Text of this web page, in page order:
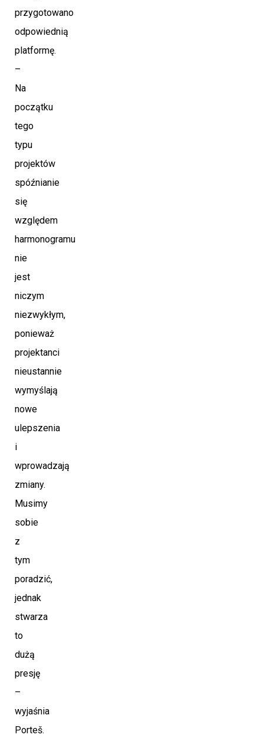
przygotowano
odpowiednią
platformę.
–
Na
początku
tego
typu
projektów
spóźnianie
się
względem
harmonogramu
nie
jest
niczym
niezwykłym,
ponieważ
projektanci
nieustannie
wymyślają
nowe
ulepszenia
i
wprowadzają
zmiany.
Musimy
sobie
z
tym
poradzić,
jednak
stwarza
to
dużą
presję
–
wyjaśnia
Porteš.